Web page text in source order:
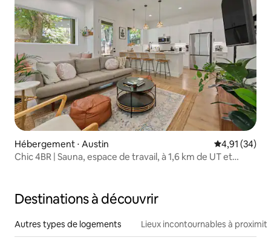
Hébergement ⋅ Austin Évaluation
4,91 (34)
Chic 4BR | Sauna, espace de travail, à 1,6 km de UT et
Destinations à découvrir
Autres types de logements Lieux incontournables à